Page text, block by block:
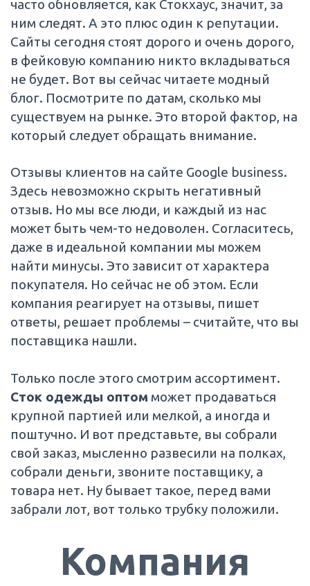
часто обновляется, как Стокхаус, значит, за
ним следят. А это плюс один к репутации.
Сайты сегодня стоят дорого и очень дорого,
в фейковую компанию никто вкладываться
не будет. Вот вы сейчас читаете модный
блог. Посмотрите по датам, сколько мы
существуем на рынке. Это второй фактор, на
который следует обращать внимание.
Отзывы клиентов на сайте Google business.
Здесь невозможно скрыть негативный
отзыв. Но мы все люди, и каждый из нас
может быть чем-то недоволен. Согласитесь,
даже в идеальной компании мы можем
найти минусы. Это зависит от характера
покупателя. Но сейчас не об этом. Если
компания реагирует на отзывы, пишет
ответы, решает проблемы – считайте, что вы
поставщика нашли.
Только после этого смотрим ассортимент.
Сток одежды оптом может продаваться
крупной партией или мелкой, а иногда и
поштучно. И вот представьте, вы собрали
свой заказ, мысленно развесили на полках,
собрали деньги, звоните поставщику, а
товара нет. Ну бывает такое, перед вами
забрали лот, вот только трубку положили.
Компания